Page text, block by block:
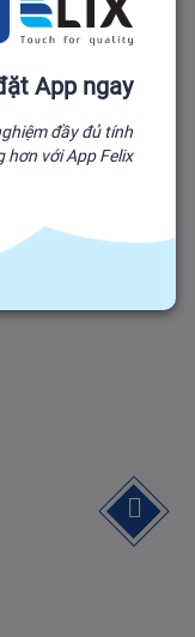
App ngay
đầy đủ tính
hơn với App Felix